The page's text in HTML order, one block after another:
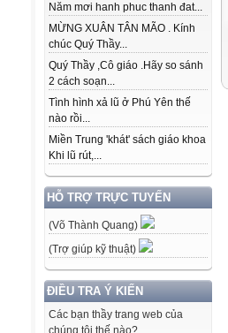
Năm mơi hanh phuc thanh đat...
MỪNG XUÂN TÂN MÃO . Kính
chúc Quý Thầy...
Quý Thầy ,Cô giáo .Hãy so sánh
2 cách soạn...
Tình hình xả lũ ở Phú Yên thế
nào rồi...
Miền Trung 'khát' sách giáo khoa
Khi lũ rút,...
HỖ TRỢ TRỰC TUYẾN
(Võ Thành Quang)
(Trợ giúp kỹ thuật)
ĐIỀU TRA Ý KIẾN
Các bạn thầy trang web của
chúng tôi thế nào?